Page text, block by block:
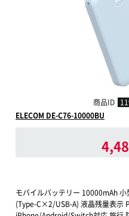
商品ID
ELECOM DE-C76-10000BU
モバイルバッテリー 10000mAh
(Type-C×2/USB-A) 液晶残量表示